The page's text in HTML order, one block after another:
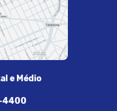
e Médio
4400